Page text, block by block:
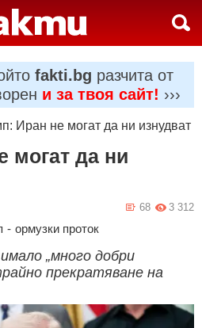
fakti.bg разчита от
и за твоя сайт! ›››
Иран не могат да ни изнудват
могат да ни
3 312
68
- ормузки проток
„много добри
прекратяване на